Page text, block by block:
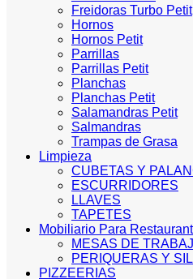
Freidoras Turbo Petit
Hornos
Hornos Petit
Parrillas
Parrillas Petit
Planchas
Planchas Petit
Salamandras Petit
Salmandras
Trampas de Grasa
Limpieza
CUBETAS Y
ESCURRIDORES
LLAVES
TAPETES
Mobiliario Para
MESAS DE
PERIQUERAS Y
PIZZEERIAS